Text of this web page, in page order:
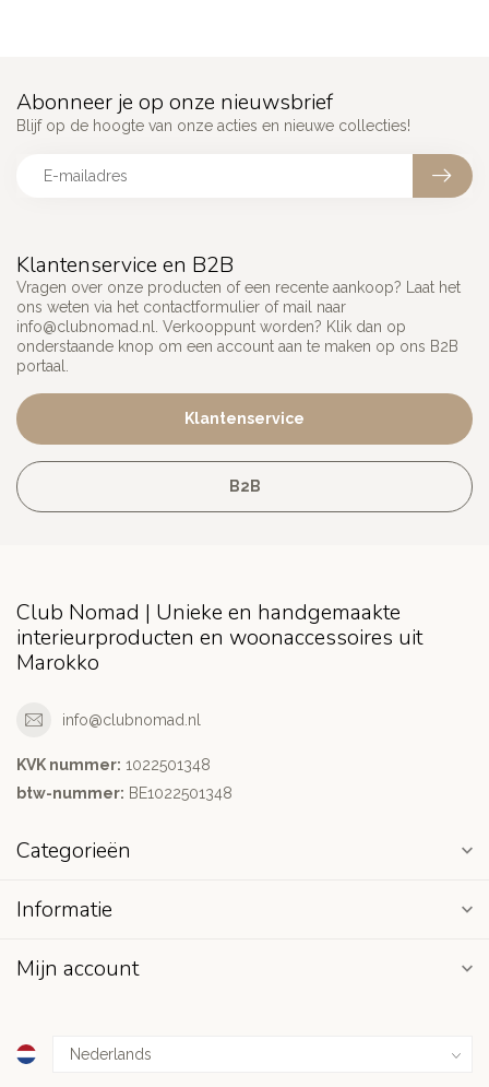
Klantenservice en B2B
Vragen over onze producten of een recente aankoop? Laat het
ons weten via het contactformulier of mail naar
info@clubnomad.nl . Verkooppunt worden? Klik dan op
onderstaande knop om een account aan te maken op ons B2B
portaal.
Klantenservice
B2B
Abonneer je op onze nieuwsbrief
Blijf op de hoogte van onze acties en nieuwe collecties!
Club Nomad | Unieke en handgemaakte
interieurproducten en woonaccessoires uit
Marokko
info@clubnomad.nl
KVK nummer: 1022501348
btw-nummer: BE1022501348
Categorieën
Informatie
Mijn account